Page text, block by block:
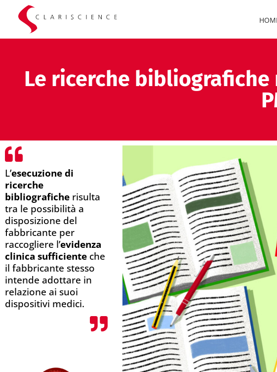
Le ricerche
L’esecuzione di
ricerche
bibliografiche risulta
tra le possibilità a
disposizione del
fabbricante per
raccogliere l’evidenza
clinica sufficiente che
il fabbricante stesso
intende adottare in
relazione ai suoi
dispositivi medici.